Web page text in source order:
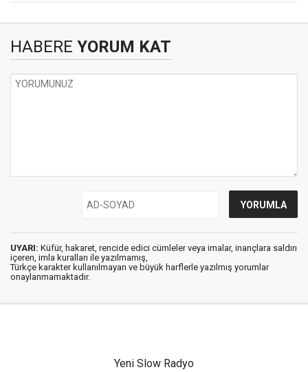
HABERE YORUM KAT
UYARI: Küfür, hakaret, rencide edici cümleler veya imalar, inançlara saldırı
içeren, imla kuralları ile yazılmamış,
Türkçe karakter kullanılmayan ve büyük harflerle yazılmış yorumlar
onaylanmamaktadır.
Yeni Slow Radyo